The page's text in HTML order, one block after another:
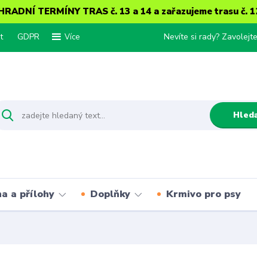
TERMÍNY TRAS č. 13 a 14 a zařazujeme trasu č.
GDPR Více Nevíte si rady?
a přílohy Doplňky Krmivo pro psy